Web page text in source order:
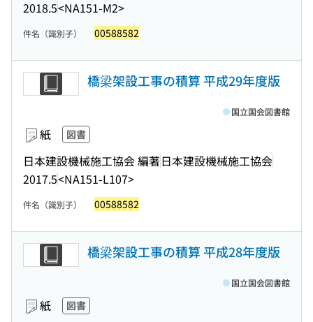
2018.5<NA151-M2>
件名（識別子） 00588582
橋梁架設工事の積算 平成29年度版
紙 図書
日本建設機械施工協会 編著日本建設機械施工協会
2017.5<NA151-L107>
国立国会図書館
件名（識別子） 00588582
橋梁架設工事の積算 平成28年度版
紙 図書
国立国会図書館